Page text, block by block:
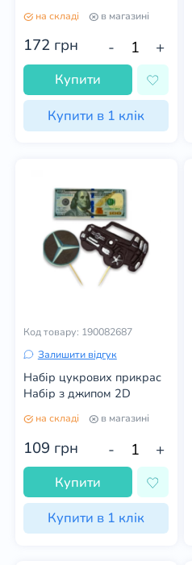
на складі в магазині
172 грн - +
Купити
Купити в 1 клік
Код товару: 190082687
Залишити відгук
Набір цукрових прикрас
Набір з джипом 2D
на складі в магазині
109 грн - +
Купити
Купити в 1 клік